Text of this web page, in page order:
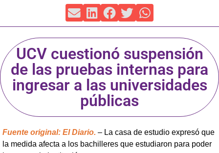
UCV cuestionó suspensión
de las pruebas internas para
ingresar a las universidades
públicas
Fuente original: El Diario. – La casa de estudio expresó que
la medida afecta a los bachilleres que estudiaron para poder